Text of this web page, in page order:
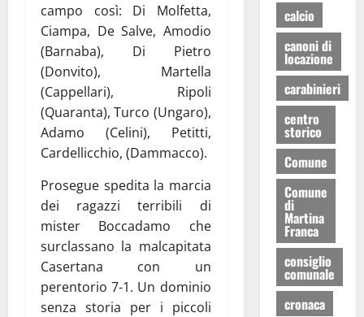
campo così: Di Molfetta,
Ciampa, De Salve, Amodio
(Barnaba), Di Pietro
(Donvito), Martella
(Cappellari), Ripoli
(Quaranta), Turco (Ungaro),
Adamo (Celini), Petitti,
Cardellicchio, (Dammacco).
Prosegue spedita la marcia
dei ragazzi terribili di
mister Boccadamo che
surclassano la malcapitata
Casertana con un
perentorio 7-1. Un dominio
senza storia per i piccoli
calcio
canoni di
locazione
carabinieri
centro
storico
Comune
Comune
di
Martina
Franca
consiglio
comunale
cronaca